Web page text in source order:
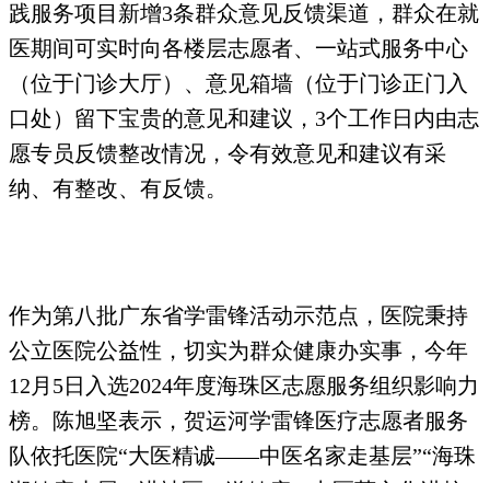
践服务项目新增3条群众意见反馈渠道，群众在就
医期间可实时向各楼层志愿者、一站式服务中心
（位于门诊大厅）、意见箱墙（位于门诊正门入
口处）留下宝贵的意见和建议，3个工作日内由志
愿专员反馈整改情况，令有效意见和建议有采
纳、有整改、有反馈。
作为第八批广东省学雷锋活动示范点，医院秉持
公立医院公益性，切实为群众健康办实事，今年
12月5日入选2024年度海珠区志愿服务组织影响力
榜。陈旭坚表示，贺运河学雷锋医疗志愿者服务
队依托医院“大医精诚——中医名家走基层”“海珠